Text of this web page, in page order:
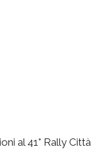
al 41° Rally Città